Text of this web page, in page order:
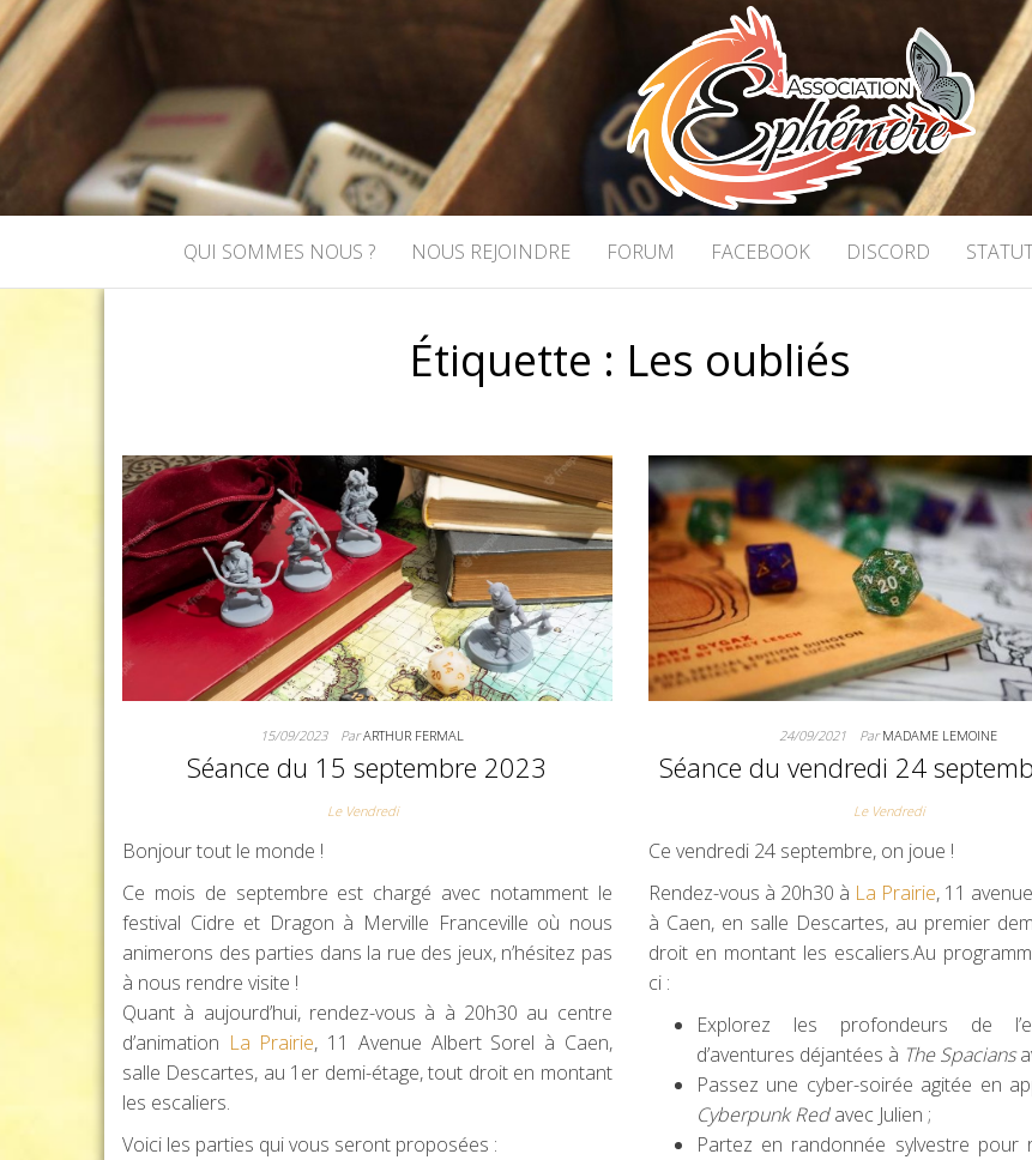
ASSOCIATION ÉPHÉMÈRE
QUI SOMMES NOUS ? NOUS REJOINDRE FORUM FACEBOOK DISCORD
Étiquette : Les oubliés
15/09/2023 ParARTHUR FERMAL
Séance du 15 septembre 2023
Le Vendredi
Bonjour tout le monde !
Ce mois de septembre est chargé avec notamment le
festival Cidre et Dragon à Merville Franceville où nous
animerons des parties dans la rue des jeux, n’hésitez pas
à nous rendre visite !
Quant à aujourd’hui, rendez-vous à à 20h30 au centre
d’animation La Prairie, 11 Avenue Albert Sorel à Caen,
salle Descartes, au 1er demi-étage, tout droit en montant
les escaliers.
Voici les parties qui vous seront proposées :
24/09/2021 ParMADAME LEMOINE
Séance du vendredi 24
Le Vendredi
Ce vendredi 24 septembre, on joue !
Rendez-vous à 20h30 à La Prairie, 11
à Caen, en salle Descartes, au premier
droit en montant les escaliers.Au
ci :
Explorez les profondeurs de
d’aventures déjantées à The Spacians
Passez une cyber-soirée agitée en
Cyberpunk Redavec Julien ;
Partez en randonnée sylvestre pour